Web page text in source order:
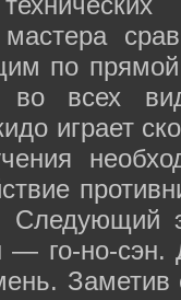
по
всех
играет
— го-но-